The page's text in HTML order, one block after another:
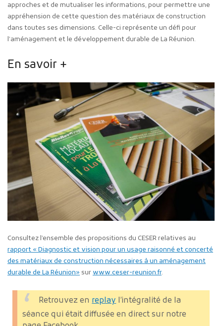
approches et de mutualiser les informations, pour permettre une
appréhension de cette question des matériaux de construction
dans toutes ses dimensions. Celle-ci représente un défi pour
l’aménagement et le développement durable de La Réunion.
En savoir +
Consultez l’ensemble des propositions du CESER relatives au
rapport « Diagnostic et vision pour un usage raisonné et concerté
des matériaux de construction nécessaires à un aménagement
durable de La Réunion» sur www.ceser-reunion.fr.
Retrouvez enreplayl’intégralité de la
séance qui était diffusée en direct sur notre